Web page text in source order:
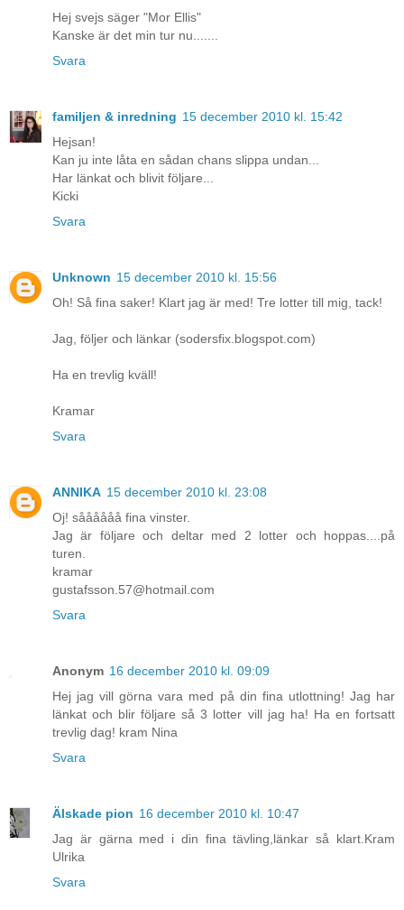
Hej svejs säger "Mor Ellis"
Kanske är det min tur nu.......
Svara
familjen & inredning 15 december 2010 kl. 15:42
Hejsan!
Kan ju inte låta en sådan chans slippa undan...
Har länkat och blivit följare...
Kicki
Svara
Unknown 15 december 2010 kl. 15:56
Oh! Så fina saker! Klart jag är med! Tre lotter till mig, tack!
Jag, följer och länkar (sodersfix.blogspot.com)
Ha en trevlig kväll!
Kramar
Svara
ANNIKA 15 december 2010 kl. 23:08
Oj! såååååå fina vinster.
Jag är följare och deltar med 2 lotter och hoppas....på
turen.
kramar
gustafsson.57@hotmail.com
Svara
Anonym 16 december 2010 kl. 09:09
Hej jag vill görna vara med på din fina utlottning! Jag har
länkat och blir följare så 3 lotter vill jag ha! Ha en fortsatt
trevlig dag! kram Nina
Svara
Älskade pion 16 december 2010 kl. 10:47
Jag är gärna med i din fina tävling,länkar så klart.Kram
Ulrika
Svara